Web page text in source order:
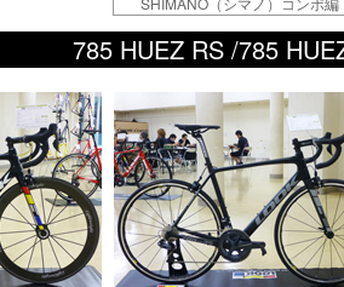
785 HUEZ RS /785